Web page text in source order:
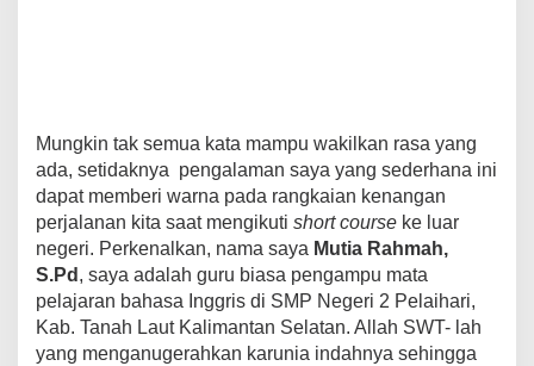
k
Mungkin tak semua kata mampu wakilkan rasa yang
ada, setidaknya pengalaman saya yang sederhana ini
dapat memberi warna pada rangkaian kenangan
perjalanan kita saat mengikuti short course ke luar
negeri. Perkenalkan, nama saya Mutia Rahmah,
S.Pd , saya adalah guru biasa pengampu mata
pelajaran bahasa Inggris di SMP Negeri 2 Pelaihari,
Kab. Tanah Laut Kalimantan Selatan. Allah SWT- lah
yang menganugerahkan karunia indahnya sehingga